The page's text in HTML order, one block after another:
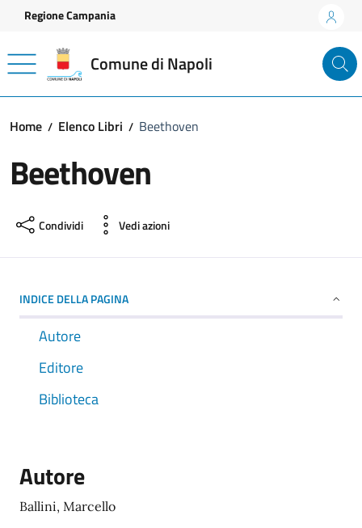
Vai ai contenuti
Vai al footer
Regione Campania
Comune di Napoli
Home Elenco Libri Beethoven
Beethoven
Condividi Vedi azioni
INDICE DELLA PAGINA
Autore
Editore
Biblioteca
Autore
Ballini, Marcello